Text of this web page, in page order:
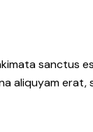
sanctus
aliquyam